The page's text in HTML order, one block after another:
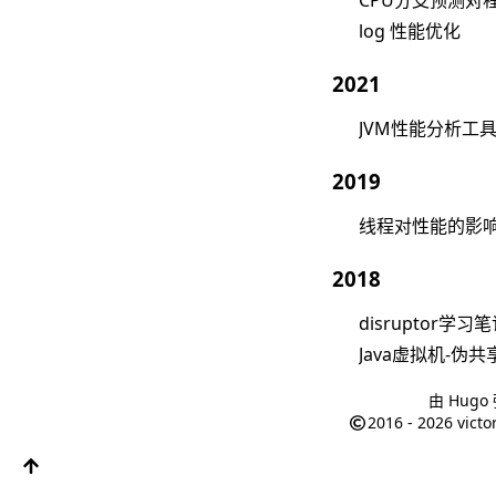
log 性能优化
2021
JVM性能分析工
2019
线程对性能的影
2018
disruptor学习笔
Java虚拟机-伪共
由 Hugo
2016 - 2026